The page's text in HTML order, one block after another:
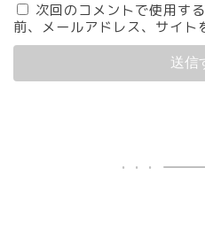
次回のコメントで使用す
前、メールアドレス、サイト